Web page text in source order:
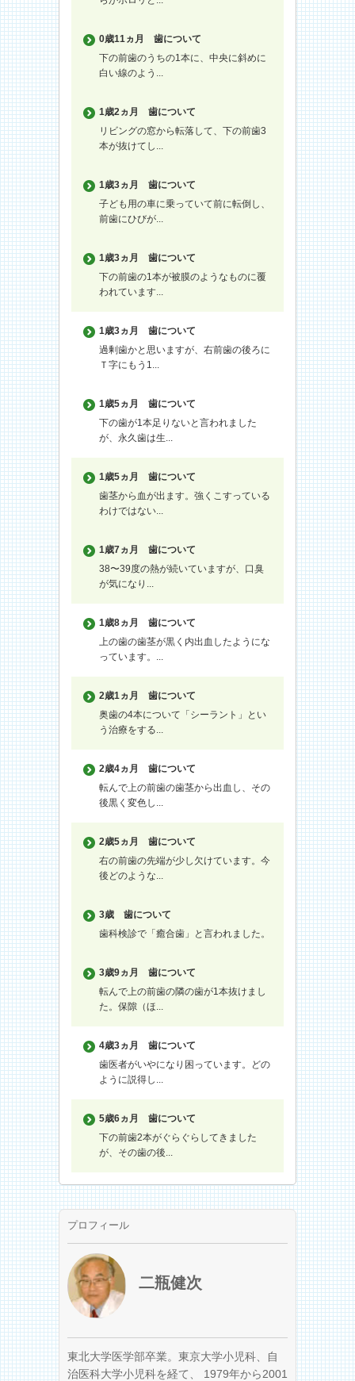
0歳11ヵ月
歯について
下の前歯のうちの1本に、中央に斜めに
白い線のよう...
1歳2ヵ月
歯について
リビングの窓から転落して、下の前歯3
本が抜けてし...
1歳3ヵ月
歯について
子ども用の車に乗っていて前に転倒し、
前歯にひびが...
1歳3ヵ月
歯について
下の前歯の1本が被膜のようなものに覆
われています...
1歳3ヵ月
歯について
過剰歯かと思いますが、右前歯の後ろに
Ｔ字にもう1...
1歳5ヵ月
歯について
下の歯が1本足りないと言われました
が、永久歯は生...
1歳5ヵ月
歯について
歯茎から血が出ます。強くこすっている
わけではない...
1歳7ヵ月
歯について
38〜39度の熱が続いていますが、口臭
が気になり...
1歳8ヵ月
歯について
上の歯の歯茎が黒く内出血したようにな
っています。...
2歳1ヵ月
歯について
奥歯の4本について「シーラント」とい
う治療をする...
2歳4ヵ月
歯について
転んで上の前歯の歯茎から出血し、その
後黒く変色し...
2歳5ヵ月
歯について
右の前歯の先端が少し欠けています。今
後どのような...
3歳
歯について
歯科検診で「癒合歯」と言われました。
3歳9ヵ月
歯について
転んで上の前歯の隣の歯が1本抜けまし
た。保隙（ほ...
4歳3ヵ月
歯について
歯医者がいやになり困っています。どの
ように説得し...
5歳6ヵ月
歯について
下の前歯2本がぐらぐらしてきました
が、その歯の後...
プロフィール
二瓶健次
東北大学医学部卒業。東京大学小児科、自
治医科大学小児科を経て、 1979年から2001